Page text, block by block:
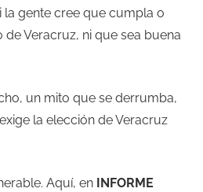
la gente cree que cumpla o
Veracruz, ni que sea buena
un mito que se derrumba,
la elección de Veracruz
Aquí, en
INFORME